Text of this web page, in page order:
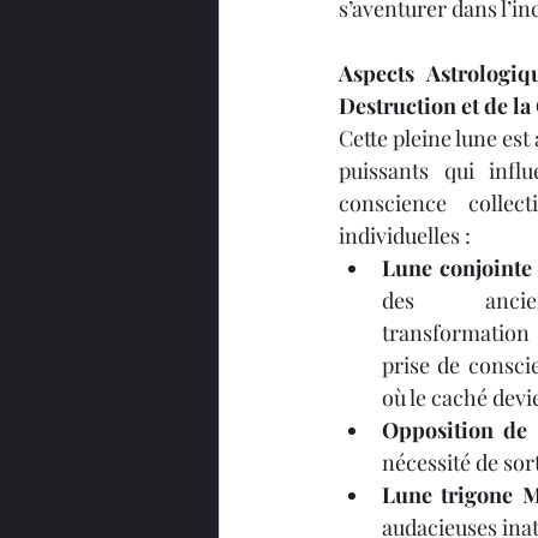
s’aventurer dans
Aspects
Destruction et de
Cette pleine lune est
puissants qui
conscience
individuelles :
Lune
des
prise de
où le caché
Opposition
nécessité de
Lune trigone
audacieuses